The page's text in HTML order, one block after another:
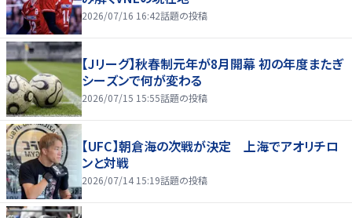
2026/07/16 16:42話題の投稿
【Jリーグ】秋春制元年が8月開幕 初の年度またぎ
シーズンで何が変わる
2026/07/15 15:55話題の投稿
【UFC】朝倉海の次戦が決定 上海でアオリチロ
ンと対戦
2026/07/14 15:19話題の投稿